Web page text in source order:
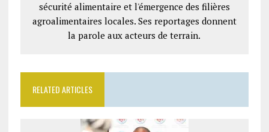
sécurité alimentaire et l'émergence des filières
agroalimentaires locales. Ses reportages donnent
la parole aux acteurs de terrain.
RELATED ARTICLES